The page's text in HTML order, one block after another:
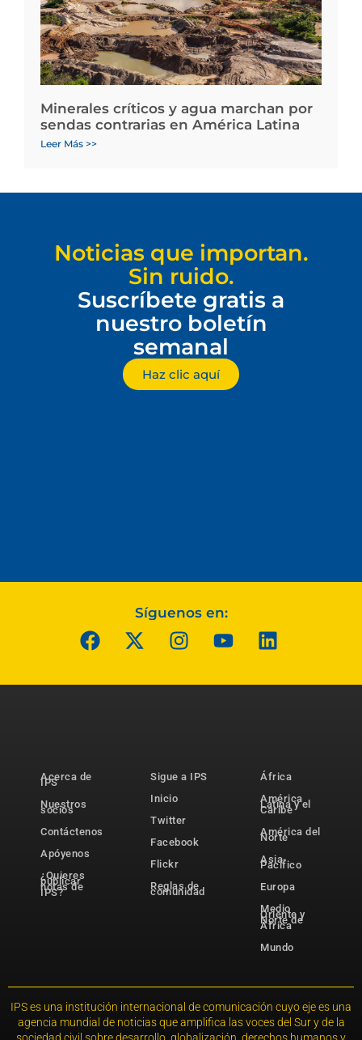
Minerales críticos y agua marchan por
sendas contrarias en América Latina
Leer Más >>
Noticias que importan.
Sin ruido.
Suscríbete gratis a
nuestro boletín
semanal
Haz clic aquí
Síguenos en:
Acerca de
IPS
Nuestros
socios
Contáctenos
Apóyenos
¿Quieres
publicar
notas de
IPS?
Sigue a IPS
Inicio
Twitter
Facebook
Flickr
Reglas de
comunidad
África
América
Latina y el
Caribe
América del
Norte
Asia-
Pacífico
Europa
Medio
Oriente y
Norte de
África
Mundo
IPS es una institución internacional de comunicación cuyo eje es una
agencia mundial de noticias que amplifica las voces del Sur y de la